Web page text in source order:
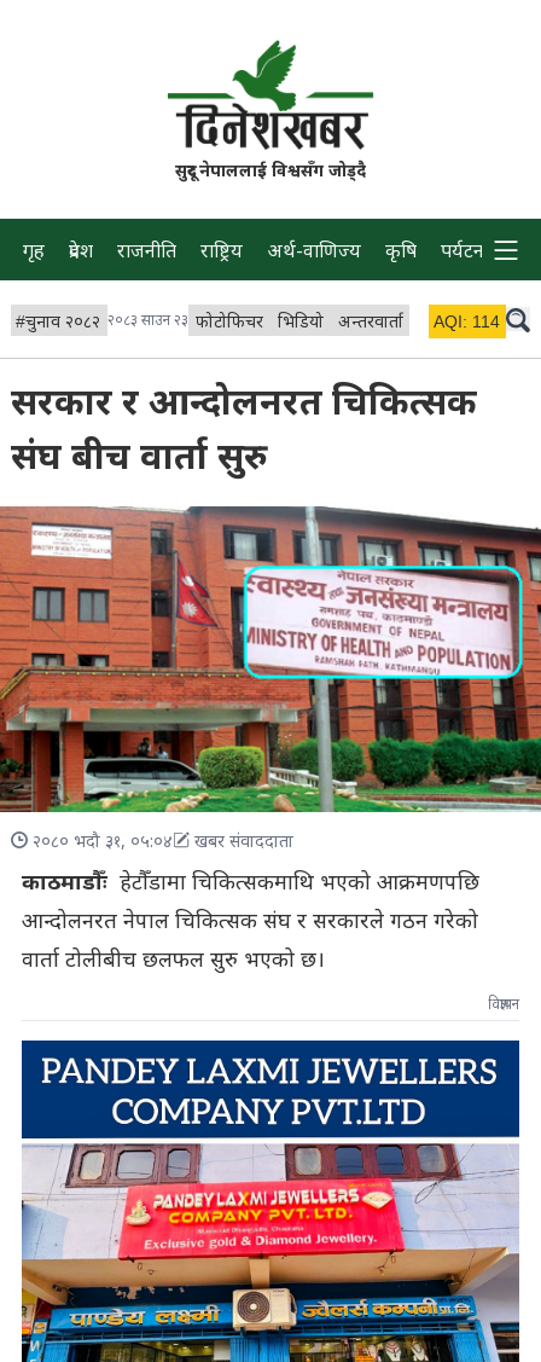
सुदूर नेपाललाई विश्वसँग जोड्दै
गृह प्रदेश राजनीति राष्ट्रिय अर्थ-वाणिज्य कृषि पर्यटन प्रवास
#चुनाव २०८२ २०८३ साउन २३ फोटोफिचर भिडियो अन्तरवार्ता विचार/ब्लग
AQI: 114
सरकार र आन्दोलनरत चिकित्सक
संघ बीच वार्ता सुरु
२०८० भदौ ३१, ०५:०४ खबर संवाददाता
काठमाडौँःहेटौँडामा चिकित्सकमाथि भएको आक्रमणपछि
आन्दोलनरत नेपाल चिकित्सक संघ र सरकारले गठन गरेको
वार्ता टोलीबीच छलफल सुरु भएको छ।
विज्ञापन